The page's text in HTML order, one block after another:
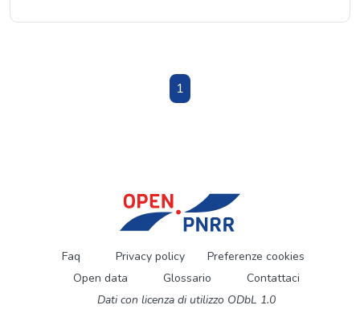
1
Faq Privacy policy
Preferenze cookies
Open data
Glossario
Contattaci
Dati con licenza di utilizzo ODbL 1.0